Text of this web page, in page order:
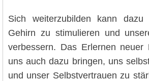
Sich weiterzubilden kann dazu
Gehirn zu stimulieren und
verbessern. Das Erlernen neuer
uns auch dazu bringen, uns
und unser Selbstvertrauen zu